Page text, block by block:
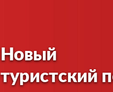
Новый
туристский